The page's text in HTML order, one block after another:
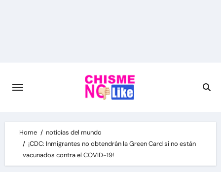
Home
noticias del mundo
¡CDC: Inmigrantes no obtendrán la Green Card si no están
vacunados contra el COVID-19!